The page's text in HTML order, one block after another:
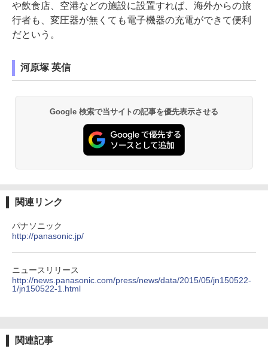
や飲食店、空港などの施設に設置すれば、海外からの旅
行者も、変圧器が無くても電子機器の充電ができて便利
だという。
河原塚 英信
Google 検索で当サイトの記事を優先表示させる
関連リンク
パナソニック
http://panasonic.jp/
ニュースリリース
http://news.panasonic.com/press/news/data/2015/05/jn150522-
1/jn150522-1.html
関連記事